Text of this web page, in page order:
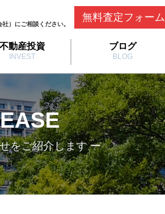
）にご相談ください。
不動産投資
INVEST
ブログ
BLOG
無料査定フォーム
をご紹介します ー